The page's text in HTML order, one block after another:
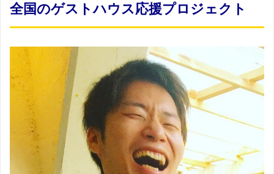
全国のゲストハウス応援プロジェクト